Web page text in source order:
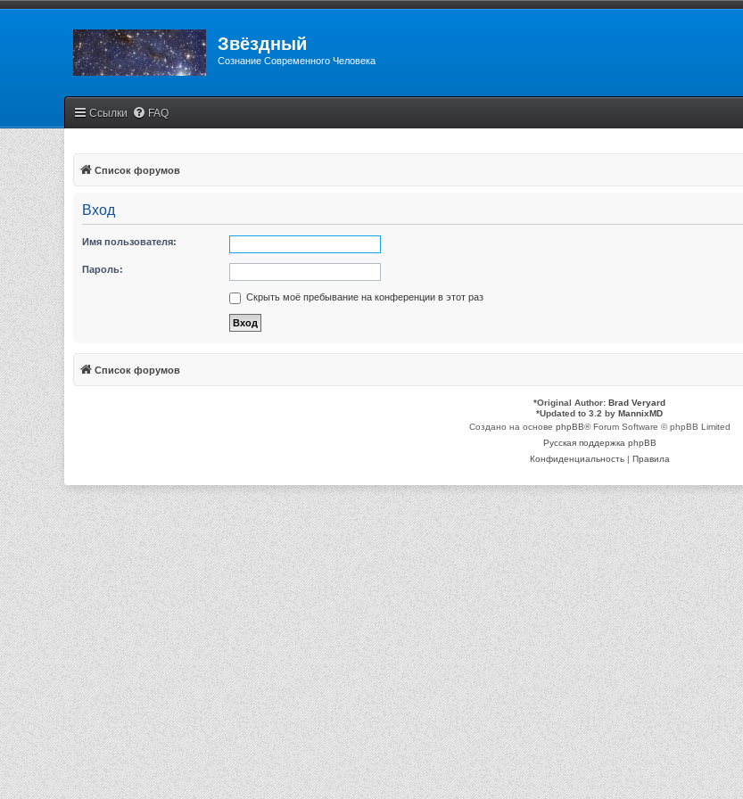
Звёздный
Сознание Современного Человека
Ссылки FAQ
Список форумов
Вход
Имя пользователя:
Пароль:
Скрыть моё пребывание на конференции в этот раз
Список форумов
*Original Author: Brad Veryard
*Updated to 3.2 by MannixMD
Создано на основе phpBB® Forum Software © phpBB Limited
Русская поддержка phpBB
Конфиденциальность| Правила